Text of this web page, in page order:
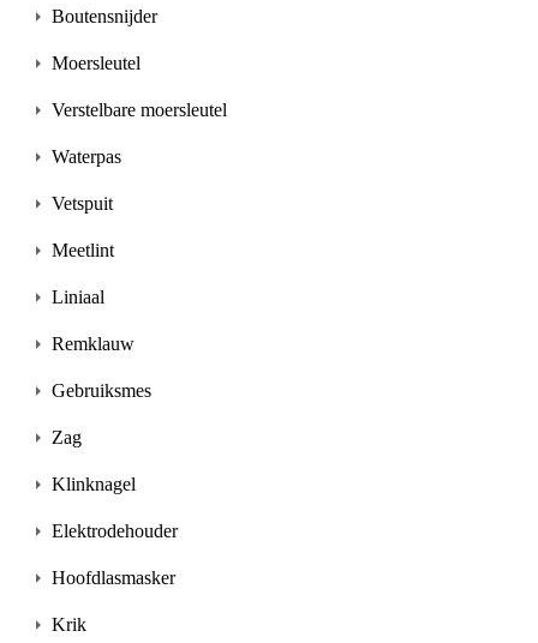
Boutensnijder
Moersleutel
Verstelbare moersleutel
Waterpas
Vetspuit
Meetlint
Liniaal
Remklauw
Gebruiksmes
Zag
Klinknagel
Elektrodehouder
Hoofdlasmasker
Krik